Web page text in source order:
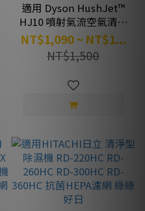
適用 Dyson HushJet™
HJ10 噴射氣流空氣清淨
機 HEPA抗菌濾芯 綠綠
好日
NT$1,090 ~ NT$1...
NT$1,500